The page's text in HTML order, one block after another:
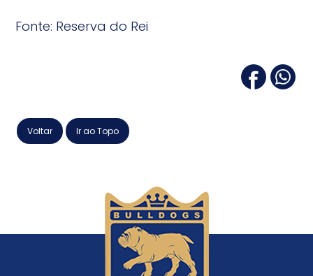
Fonte: Reserva do Rei
Voltar Ir ao Topo